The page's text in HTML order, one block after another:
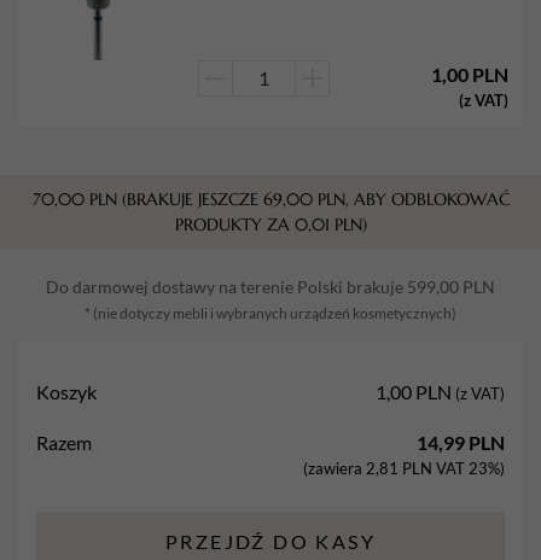
diamentowy
SP70
odwrócony
stożek,
1,00 PLN
(z VAT)
70,00 PLN (BRAKUJE JESZCZE 69,00 PLN, ABY ODBLOKOWAĆ
PRODUKTY ZA 0,01 PLN)
Do darmowej dostawy na terenie Polski brakuje 599,00 PLN
* (nie dotyczy mebli i wybranych urządzeń kosmetycznych)
Koszyk 1,00 PLN (z VAT)
Razem 14,99 PLN
(zawiera 2,81 PLN VAT 23%)
PRZEJDŹ DO KASY